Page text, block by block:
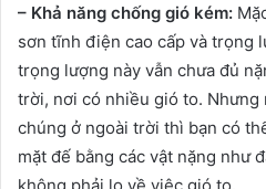
– Khả năng chống gió kém:
sơn tĩnh điện cao cấp và trọng
trọng lượng này vẫn chưa đủ
trời, nơi có nhiều gió to. Nhưng
chúng ở ngoài trời thì bạn có
mặt đế bằng các vật nặng như